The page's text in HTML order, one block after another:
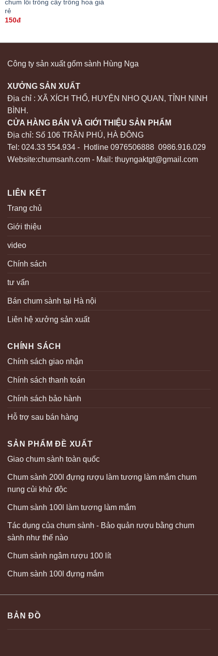
chum lôi trồng cây trồng hoa giá
rẻ
150đ
Công ty sản xuất gốm sành Hùng Nga
XƯỞNG SẢN XUẤT
Địa chỉ : XÃ XÍCH THỔ, HUYỆN NHO QUAN, TỈNH NINH
BÌNH.
CỬA HÀNG BÁN VÀ GIỚI THIỆU SẢN PHẨM
Địa chỉ: Số 106 TRẦN PHÚ, HÀ ĐÔNG
Tel: 024.33 554.934 - Hotline 0976506888 0986.916.029
Website:chumsanh.com - Mail: thuyngaktgt@gmail.com
LIÊN KẾT
Trang chủ
Giới thiệu
video
Chính sách
tư vấn
Bán chum sành tại Hà nội
Liên hệ xưởng sản xuất
CHÍNH SÁCH
Chính sách giao nhận
Chính sách thanh toán
Chính sách bảo hành
Hỗ trợ sau bán hàng
SẢN PHẨM ĐỀ XUẤT
Giao chum sành toàn quốc
Chum sành 200l đựng rượu làm tương làm mắm chum
nung củi khử độc
Chum sành 100l làm tương làm mắm
Tác dụng của chum sành - Bảo quản rượu bằng chum
sành như thế nào
Chum sành ngâm rượu 100 lít
Chum sành 100l đựng mắm
BẢN ĐỒ